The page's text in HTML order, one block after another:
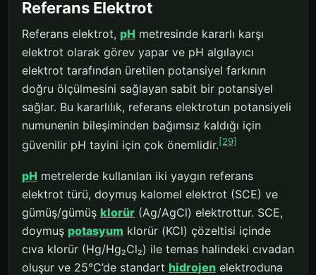
Referans Elektrot
Referans elektrot, pH metresinde kararlı karşı
elektrot olarak görev yapar ve pH algılayıcı
elektrot tarafından üretilen potansiyel farkının
doğru ölçülmesini sağlayan sabit bir potansiyel
sağlar. Bu kararlılık, referans elektrotun potansiyeli
numunenin bileşiminden bağımsız kaldığı için
güvenilir pH tayini için çok önemlidir.[29]
pH metrelerde kullanılan iki yaygın referans
elektrot türü, doymuş kalomel elektrot (SCE) ve
gümüş/gümüş klorür (Ag/AgCl) elektrottur. SCE,
doymuş potasyum klorür (KCl) çözeltisi içinde
cıva klorür (Hg/Hg₂Cl₂) ile temas halindeki cıvadan
oluşur ve 25°C’de standart hidrojen elektroduna